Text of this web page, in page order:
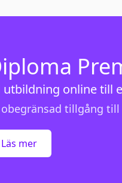
utbildning online till
obegränsad tillgång
Läs mer